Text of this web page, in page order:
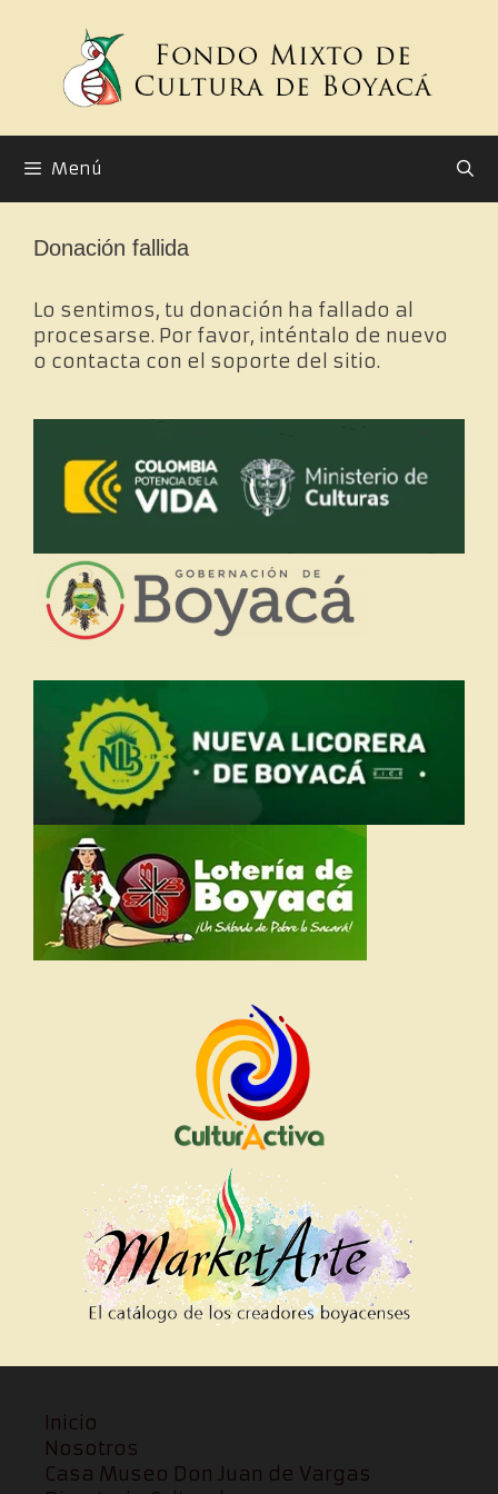
contenido
Menú
Donación fallida
Lo sentimos, tu donación ha fallado al
procesarse. Por favor, inténtalo de nuevo
o contacta con el soporte del sitio.
Inicio
Nosotros
Casa Museo Don Juan de Vargas